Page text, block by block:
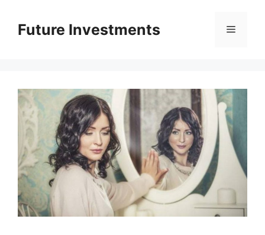
вмістуFuture Investments Меню